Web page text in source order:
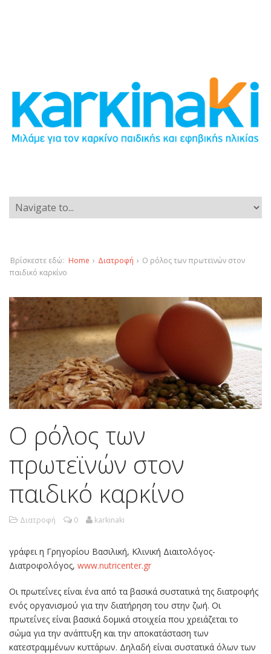
Βρίσκεστε εδώ: Home › Διατροφή › Ο ρόλος των πρωτεϊνών στον
παιδικό καρκίνο
Ο ρόλος των
πρωτεϊνών στον
παιδικό καρκίνο
Διατροφή 0 karkinaki
γράφει η Γρηγορίου Βασιλική, Κλινική Διαιτολόγος-
Διατροφολόγος, www.nutricenter.gr
Οι πρωτεΐνες είναι ένα από τα βασικά συστατικά της διατροφής
ενός οργανισμού για την διατήρηση του στην ζωή. Οι
πρωτεΐνες είναι βασικά δομικά στοιχεία που χρειάζεται το
σώμα για την ανάπτυξη και την αποκατάσταση των
κατεστραμμένων κυττάρων. Δηλαδή είναι συστατικά όλων των